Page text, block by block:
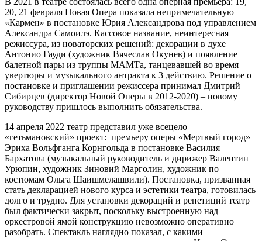
20, 21 февраля Новая Опера показала непримечательную
«Кармен» в постановке Юрия Александрова под управлением
Александра Самоилэ. Кассовое название, неинтересная
режиссура, из новаторских решений: декорации в духе
Антонио Гауди (художник Вячеслав Окунев) и появление
балетной пары из труппы МАМТа, танцевавшей во время
увертюры и музыкального антракта к 3 действию. Решение о
постановке и приглашении режиссера принимал Дмитрий
Сибирцев (директор Новой Оперы в 2012-2020) – новому
руководству пришлось выполнить обязательства.
14 апреля 2022 театр представил уже всецело
«гетьмановский» проект: премьеру оперы «Мертвый город»
Эриха Вольфганга Корнгольда в постановке Василия
Бархатова (музыкальный руководитель и дирижер Валентин
Урюпин, художник Зиновий Марголин, художник по
костюмам Ольга Шаишмелашвили). Постановка, призванная
стать декларацией нового курса и эстетики театра, готовилась
долго и трудно. Для установки декораций и репетиций театр
был фактически закрыт, поскольку выстроенную над
оркестровой ямой конструкцию невозможно оперативно
разобрать. Спектакль наглядно показал, с какими